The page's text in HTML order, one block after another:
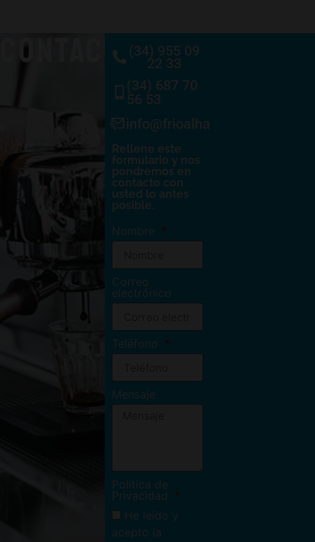
CONTACTO(34) 955 09
22 33
(34) 687 70
56 53
info@frioalhambra.com
Rellene este
formulario y nos
pondremos en
contacto con
usted lo antes
posible.
Nombre
Correo
electrónico
Teléfono
Mensaje
Política de
Privacidad
He leído y
acepto la